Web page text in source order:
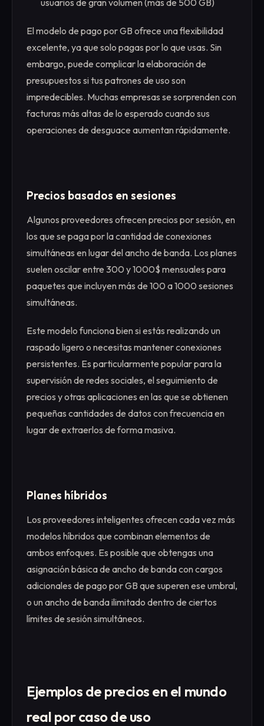
usuarios de gran volumen (más de 500 GB)
El modelo de pago por GB ofrece una flexibilidad
excelente, ya que solo pagas por lo que usas. Sin
embargo, puede complicar la elaboración de
presupuestos si tus patrones de uso son
impredecibles. Muchas empresas se sorprenden con
facturas más altas de lo esperado cuando sus
operaciones de desguace aumentan rápidamente.
Precios basados en sesiones
Algunos proveedores ofrecen precios por sesión, en
los que se paga por la cantidad de conexiones
simultáneas en lugar del ancho de banda. Los planes
suelen oscilar entre 300 y 1000$ mensuales para
paquetes que incluyen más de 100 a 1000 sesiones
simultáneas.
Este modelo funciona bien si estás realizando un
raspado ligero o necesitas mantener conexiones
persistentes. Es particularmente popular para la
supervisión de redes sociales, el seguimiento de
precios y otras aplicaciones en las que se obtienen
pequeñas cantidades de datos con frecuencia en
lugar de extraerlos de forma masiva.
Planes híbridos
Los proveedores inteligentes ofrecen cada vez más
modelos híbridos que combinan elementos de
ambos enfoques. Es posible que obtengas una
asignación básica de ancho de banda con cargos
adicionales de pago por GB que superen ese umbral,
o un ancho de banda ilimitado dentro de ciertos
límites de sesión simultáneos.
Ejemplos de precios en el mundo
real por caso de uso